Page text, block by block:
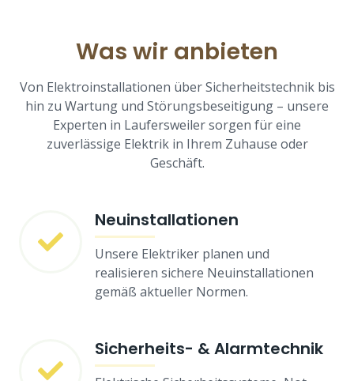
Was wir anbieten
Von Elektroinstallationen über Sicherheitstechnik bis
hin zu Wartung und Störungsbeseitigung – unsere
Experten in Laufersweiler sorgen für eine
zuverlässige Elektrik in Ihrem Zuhause oder
Geschäft.
Neuinstallationen
Unsere Elektriker planen und
realisieren sichere Neuinstallationen
gemäß aktueller Normen.
Sicherheits- & Alarmtechnik